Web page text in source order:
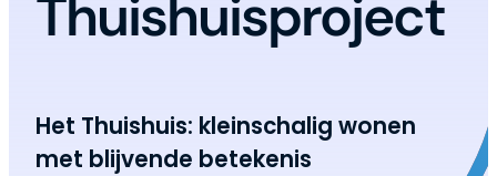
Thuishuisproject
Het Thuishuis: kleinschalig wonen
met blijvende betekenis